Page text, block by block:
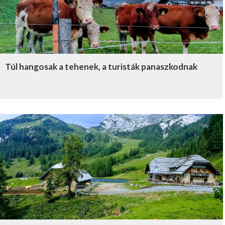
Túl hangosak a tehenek, a turisták panaszkodnak